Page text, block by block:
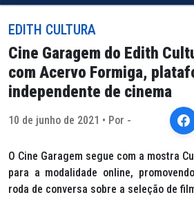
EDITH CULTURA
Cine Garagem do Edith
com Acervo Formiga,
independente de cinema
10 de junho de 2021 • Por -
O Cine Garagem segue com a mostra
para a modalidade online,
roda de conversa sobre a seleção de